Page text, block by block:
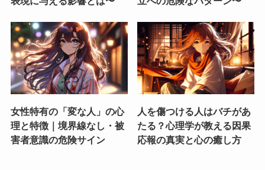
女性特有の「変な人」の心
理と特徴｜境界線なし・被
害者意識の危険サイン
人を傷つける人はバチがあ
たる？心理学が教える因果
応報の真実と心の癒し方